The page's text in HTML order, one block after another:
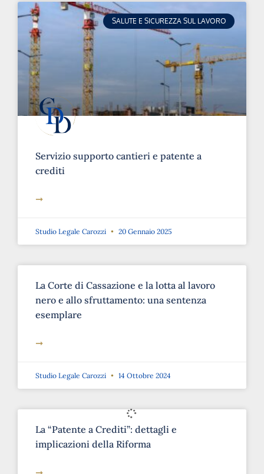
SALUTE E SICUREZZA SUL LAVORO
Servizio supporto cantieri e patente a
crediti
➞
Studio Legale Carozzi 20 Gennaio 2025
La Corte di Cassazione e la lotta al lavoro
nero e allo sfruttamento: una sentenza
esemplare
➞
Studio Legale Carozzi 14 Ottobre 2024
La “Patente a Crediti”: dettagli e
implicazioni della Riforma